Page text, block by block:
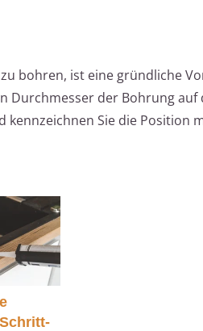
bohren, ist eine gründliche
der Bohrung auf
kennzeichnen Sie die Position